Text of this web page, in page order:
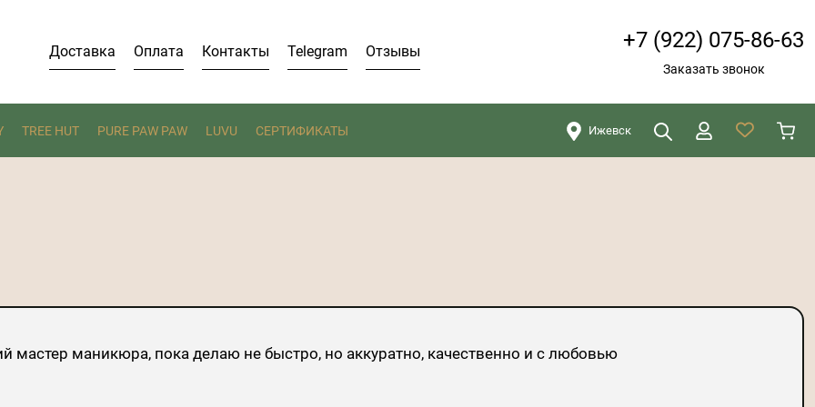
Доставка Оплата Контакты Telegram Отзывы +7 (922) 075-86-63
Заказать звонок
TREE HUT PURE PAW PAW LUVU СЕРТИФИКАТЫ Ижевск
мастер маникюра, пока делаю не быстро, но аккуратно, качественно и с любовью